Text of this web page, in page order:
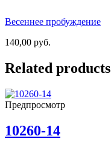
Весеннее пробуждение
140,00 руб.
Related products
Предпросмотр
10260-14